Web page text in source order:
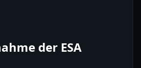
der ESA